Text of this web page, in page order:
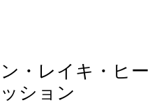
・レイキ・ヒー
ション